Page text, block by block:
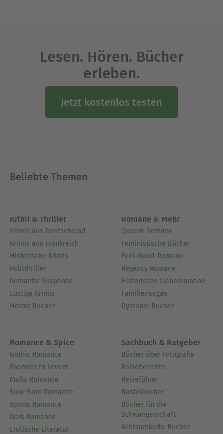
Lesen. Hören. Bücher
erleben.
Jetzt kostenlos testen
Beliebte Themen
Krimi & Thriller
Krimis aus Deutschland
Krimis aus Frankreich
Historische Krimis
Politthriller
Romantic Suspense
Lustige Krimis
Horror Bücher
Romane & Mehr
Queere Romane
Feministische Bücher
Feel-Good-Romane
Regency Romane
Historische Liebesromane
Familiensagas
Dystopie Bücher
Romance & Spice
Gothic Romance
Enemies to Lovers
Mafia Romance
Slow Burn Romance
Sports Romance
Dark Romance
Erotische Literatur
Sachbuch & Ratgeber
Bücher über Fotografie
Reiseberichte
Reiseführer
Bastelbücher
Bücher für die
Schwangerschaft
Achtsamkeits-Bücher